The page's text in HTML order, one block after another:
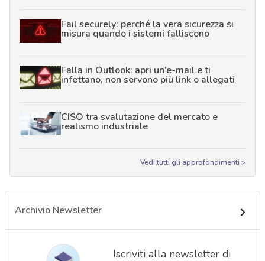
Fail securely: perché la vera sicurezza si
misura quando i sistemi falliscono
Falla in Outlook: apri un’e-mail e ti
infettano, non servono più link o allegati
CISO tra svalutazione del mercato e
realismo industriale
Vedi tutti gli approfondimenti >
Archivio Newsletter
Iscriviti alla newsletter di